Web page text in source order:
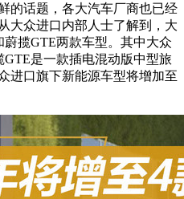
的话题，各大汽车厂商也已经
大众进口内部人士了解到，大
揽GTE两款车型。其中大众
是一款插电混动版中型旅
进口旗下新能源车型将增加至